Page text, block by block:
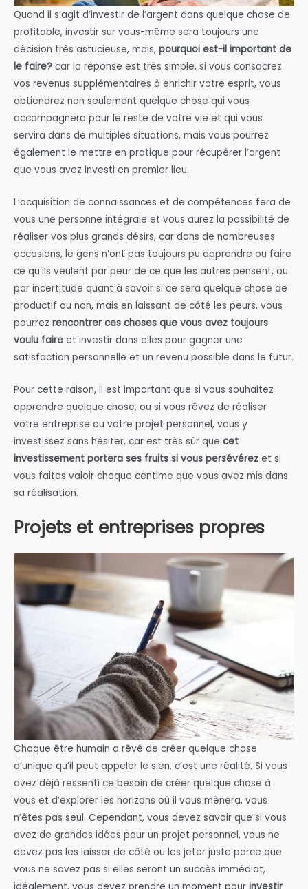
Quand il s’agit d’investir de l’argent dans quelque chose de
profitable, investir sur vous-même sera toujours une
décision très astucieuse, mais, pourquoi est-il important de
le faire? car la réponse est très simple, si vous consacrez
vos revenus supplémentaires à enrichir votre esprit, vous
obtiendrez non seulement quelque chose qui vous
accompagnera pour le reste de votre vie et qui vous
servira dans de multiples situations, mais vous pourrez
également le mettre en pratique pour récupérer l’argent
que vous avez investi en premier lieu.
L’acquisition de connaissances et de compétences fera de
vous une personne intégrale et vous aurez la possibilité de
réaliser vos plus grands désirs, car dans de nombreuses
occasions, le gens n’ont pas toujours pu apprendre ou faire
ce qu’ils veulent par peur de ce que les autres pensent, ou
par incertitude quant à savoir si ce sera quelque chose de
productif ou non, mais en laissant de côté les peurs, vous
pourrez rencontrer ces choses que vous avez toujours
voulu faire et investir dans elles pour gagner une
satisfaction personnelle et un revenu possible dans le futur.
Pour cette raison, il est important que si vous souhaitez
apprendre quelque chose, ou si vous rêvez de réaliser
votre entreprise ou votre projet personnel, vous y
investissez sans hésiter, car est très sûr que cet
investissement portera ses fruits si vous persévérez et si
vous faites valoir chaque centime que vous avez mis dans
sa réalisation.
Projets et entreprises propres
Chaque être humain a rêvé de créer quelque chose
d’unique qu’il peut appeler le sien, c’est une réalité. Si vous
avez déjà ressenti ce besoin de créer quelque chose à
vous et d’explorer les horizons où il vous mènera, vous
n’êtes pas seul. Cependant, vous devez savoir que si vous
avez de grandes idées pour un projet personnel, vous ne
devez pas les laisser de côté ou les jeter juste parce que
vous ne savez pas si elles seront un succès immédiat,
idéalement, vous devez prendre un moment pour investir